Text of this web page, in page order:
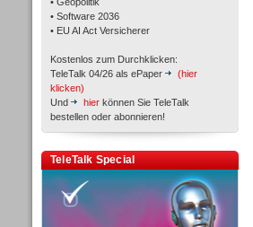
• Software 2036
• EU AI Act Versicherer
Kostenlos zum Durchklicken:
TeleTalk 04/26 als ePaper
(hier
klicken)
Und
hier können Sie TeleTalk
bestellen oder abonnieren!
TeleTalk Special
Workforce-Management
Personal